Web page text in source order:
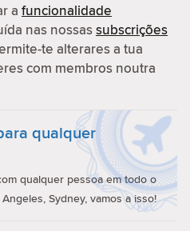
a funcionalidade
nas nossassubscrições
te alterares a tua
com membros noutra
qualquer
qualquer pessoa em todo o
Sydney, vamos a isso!